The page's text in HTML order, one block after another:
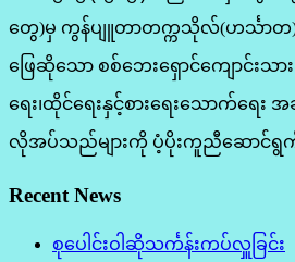
တွေ)မှ ကွန်ပျူတာတက္ကသိုလ်(ဟင်္သာတ)
ဖြေဆိုသော စစ်ဘေးရှောင်ကျောင်းသား
ရေး၊ထိုင်ရေးနှင့်စားရေးသောက်ရေး
လိုအပ်သည်များကို ပံ့ပိုးကူညီဆောင်ရွက်
Recent News
စုပေါင်းဝါဆိုသင်္ကန်းကပ်လှူခြင်း